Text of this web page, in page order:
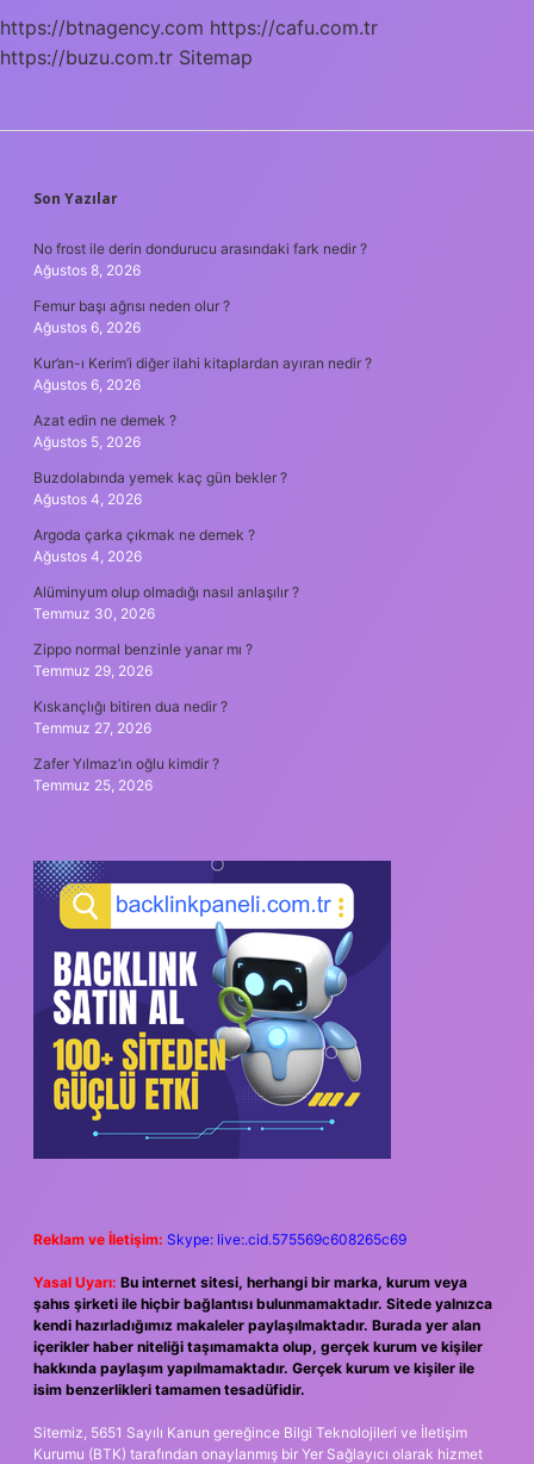
https://btnagency.com https://cafu.com.tr
https://buzu.com.tr Sitemap
SIDEBAR
Son Yazılar
No frost ile derin dondurucu arasındaki fark nedir ?
Ağustos 8, 2026
Femur başı ağrısı neden olur ?
Ağustos 6, 2026
Kur’an-ı Kerim’i diğer ilahi kitaplardan ayıran nedir ?
Ağustos 6, 2026
Azat edin ne demek ?
Ağustos 5, 2026
Buzdolabında yemek kaç gün bekler ?
Ağustos 4, 2026
Argoda çarka çıkmak ne demek ?
Ağustos 4, 2026
Alüminyum olup olmadığı nasıl anlaşılır ?
Temmuz 30, 2026
Zippo normal benzinle yanar mı ?
Temmuz 29, 2026
Kıskançlığı bitiren dua nedir ?
Temmuz 27, 2026
Zafer Yılmaz’ın oğlu kimdir ?
Temmuz 25, 2026
Reklam ve İletişim: Skype: live:.cid.575569c608265c69
Yasal Uyarı: Bu internet sitesi, herhangi bir marka, kurum veya
şahıs şirketi ile hiçbir bağlantısı bulunmamaktadır. Sitede yalnızca
kendi hazırladığımız makaleler paylaşılmaktadır. Burada yer alan
içerikler haber niteliği taşımamakta olup, gerçek kurum ve kişiler
hakkında paylaşım yapılmamaktadır. Gerçek kurum ve kişiler ile
isim benzerlikleri tamamen tesadüfidir.
Sitemiz, 5651 Sayılı Kanun gereğince Bilgi Teknolojileri ve İletişim
Kurumu (BTK) tarafından onaylanmış bir Yer Sağlayıcı olarak hizmet